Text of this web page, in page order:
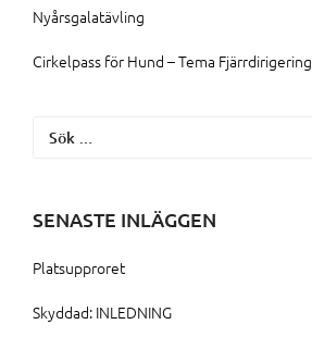
Nyårsgalatävling
Cirkelpass för Hund – Tema Fjärrdirigering
Sök
SENASTE INLÄGGEN
Platsupproret
Skyddad: INLEDNING